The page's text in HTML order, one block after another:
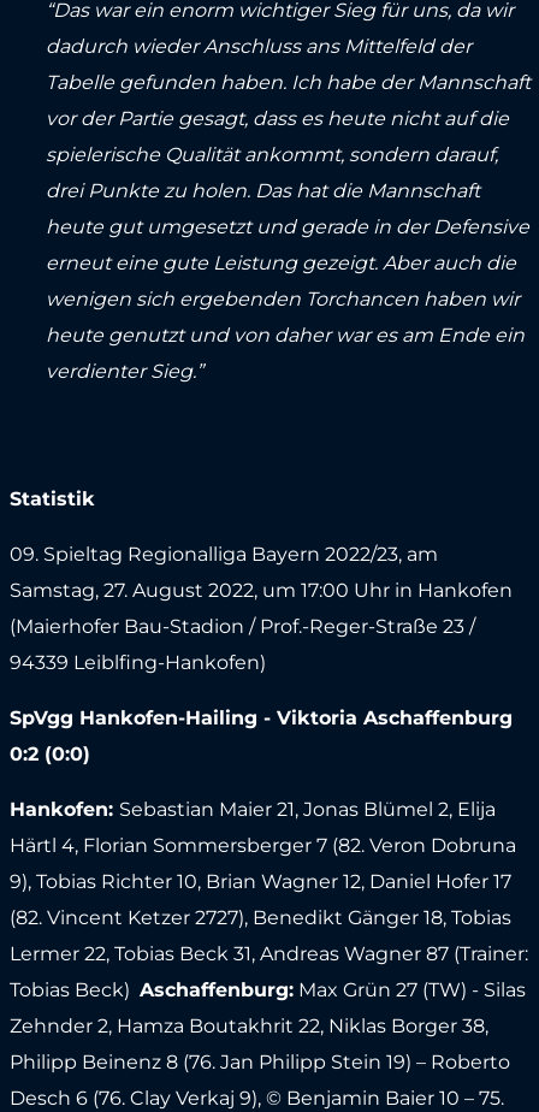
“Das war ein enorm wichtiger Sieg für uns, da wir
dadurch wieder Anschluss ans Mittelfeld der
Tabelle gefunden haben. Ich habe der Mannschaft
vor der Partie gesagt, dass es heute nicht auf die
spielerische Qualität ankommt, sondern darauf,
drei Punkte zu holen. Das hat die Mannschaft
heute gut umgesetzt und gerade in der Defensive
erneut eine gute Leistung gezeigt. Aber auch die
wenigen sich ergebenden Torchancen haben wir
heute genutzt und von daher war es am Ende ein
verdienter Sieg.”
Statistik
09. Spieltag Regionalliga Bayern 2022/23, am
Samstag, 27. August 2022, um 17:00 Uhr in Hankofen
(Maierhofer Bau-Stadion / Prof.-Reger-Straße 23 /
94339 Leiblfing-Hankofen)
SpVgg Hankofen-Hailing - Viktoria Aschaffenburg
0:2 (0:0)
Hankofen: Sebastian Maier 21, Jonas Blümel 2, Elija
Härtl 4, Florian Sommersberger 7 (82. Veron Dobruna
9), Tobias Richter 10, Brian Wagner 12, Daniel Hofer 17
(82. Vincent Ketzer 2727), Benedikt Gänger 18, Tobias
Lermer 22, Tobias Beck 31, Andreas Wagner 87 (Trainer:
Tobias Beck) Aschaffenburg:Max Grün 27 (TW) - Silas
Zehnder 2, Hamza Boutakhrit 22, Niklas Borger 38,
Philipp Beinenz 8 (76. Jan Philipp Stein 19) – Roberto
Desch 6 (76. Clay Verkaj 9), © Benjamin Baier 10 – 75.